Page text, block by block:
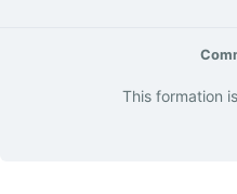
This formation